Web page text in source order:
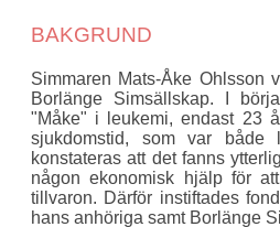
BAKGRUND
Simmaren Mats-Åke Ohlsson
Borlänge Simsällskap. I
"Måke" i leukemi, endast 23
sjukdomstid, som var både
konstateras att det fanns
någon ekonomisk hjälp för
tillvaron. Därför instiftades
hans anhöriga samt Borlänge